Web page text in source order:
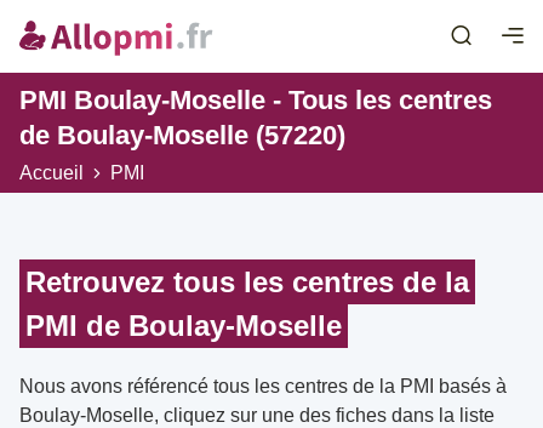
PMI Boulay-Moselle - Tous les centres
de Boulay-Moselle (57220)
Accueil PMI
Retrouvez tous les centres de la
PMI de Boulay-Moselle
Nous avons référencé tous les centres de la PMI basés à
Boulay-Moselle, cliquez sur une des fiches dans la liste